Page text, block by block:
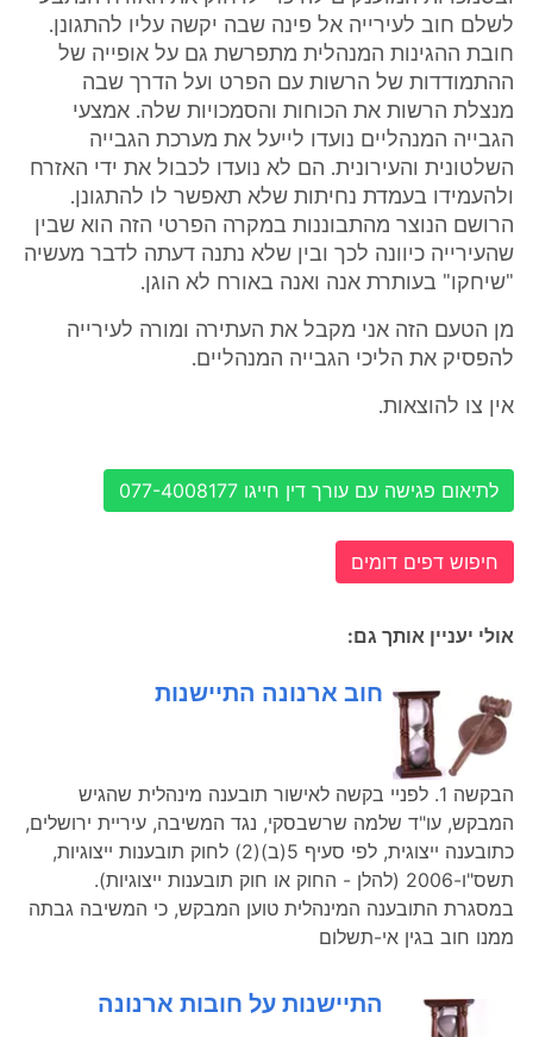
לשלם חוב לעירייה אל פינה שבה יקשה עליו להתגונן.
חובת ההגינות המנהלית מתפרשת גם על אופייה של
ההתמודדות של הרשות עם הפרט ועל הדרך שבה
מנצלת הרשות את הכוחות והסמכויות שלה. אמצעי
הגבייה המנהליים נועדו לייעל את מערכת הגבייה
השלטונית והעירונית. הם לא נועדו לכבול את ידי האזרח
ולהעמידו בעמדת נחיתות שלא תאפשר לו להתגונן.
הרושם הנוצר מהתבוננות במקרה הפרטי הזה הוא שבין
שהעירייה כיוונה לכך ובין שלא נתנה דעתה לדבר מעשיה
"שיחקו" בעותרת אנה ואנה באורח לא הוגן.
מן הטעם הזה אני מקבל את העתירה ומורה לעירייה
להפסיק את הליכי הגבייה המנהליים.
אין צו להוצאות.
לתיאום פגישה עם עורך דין חייגו 077-4008177
חיפוש דפים דומים
אולי יעניין אותך גם:
חוב ארנונה התיישנות
הבקשה 1. לפניי בקשה לאישור תובענה מינהלית שהגיש
המבקש, עו"ד שלמה שרשבסקי, נגד המשיבה, עיריית ירושלים,
כתובענה ייצוגית, לפי סעיף 5(ב)(2) לחוק תובענות ייצוגיות,
תשס"ו-2006 (להלן - החוק או חוק תובענות ייצוגיות).
במסגרת התובענה המינהלית טוען המבקש, כי המשיבה גבתה
ממנו חוב בגין אי-תשלום
התיישנות על חובות ארנונה